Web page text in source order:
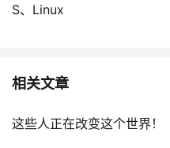
S、Linux
相关文章
这些人正在改变这个世界！